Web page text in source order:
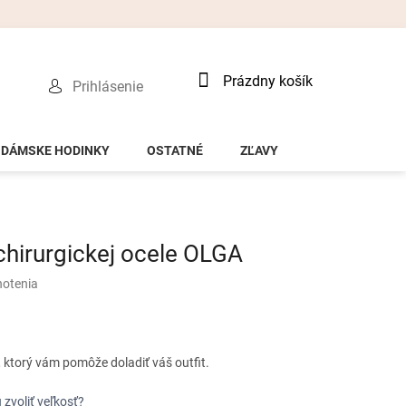
Prihlásenie
Nákupný
Prázdny košík
DÁMSKE HODINKY OSTATNÉ ZĽAVY
ocele OLGA
vám pomôže doladiť váš outfit.
zvoliť veľkosť?